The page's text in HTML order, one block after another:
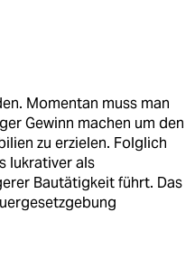
Momentan muss man
Gewinn machen um den
zu erzielen. Folglich
lukrativer als
Bautätigkeit führt. Das